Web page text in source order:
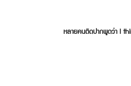
หลายคนติดปากพูดว่า I